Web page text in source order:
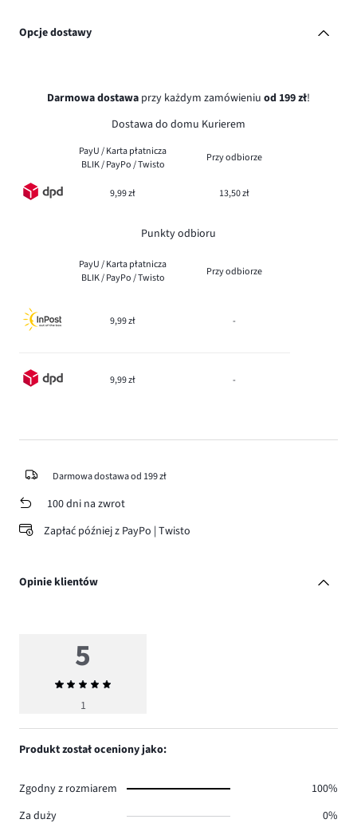
Opcje dostawy
Darmowa dostawa przy każdym zamówieniu od 199 zł!
Dostawa do domu Kurierem
PayU / Karta płatnicza
BLIK / PayPo / Twisto
Przy odbiorze
9,99 zł 13,50 zł
Punkty odbioru
PayU / Karta płatnicza
BLIK / PayPo / Twisto
Przy odbiorze
9,99 zł -
9,99 zł -
Darmowa dostawa od 199 zł
100 dni na zwrot
Zapłać później z PayPo | Twisto
Opinie klientów
5
Średnia
ocena
1
Produkt został oceniony jako:
Zgodny z rozmiarem
100%
Za duży
0%